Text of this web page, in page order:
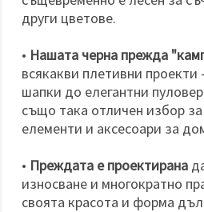
други цветове.
• Нашата черна прежда
всякакви плетивни
шапки до елегантни
също така отличен избор
елементи и аксесоари за
• Преждата е проектирана
износване и многократно
своята красота и форма